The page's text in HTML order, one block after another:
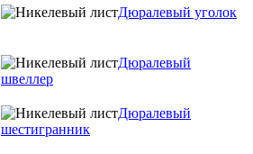
Дюралевый уголок
Дюралевый
швеллер
Дюралевый
шестигранник